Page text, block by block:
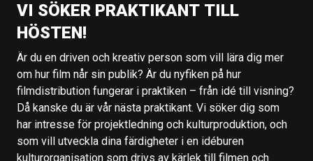
VI SÖKER PRAKTIKANT TILL
HÖSTEN!
Är du en driven och kreativ person som vill lära dig mer
om hur film når sin publik? Är du nyfiken på hur
filmdistribution fungerar i praktiken – från idé till visning?
Då kanske du är vår nästa praktikant. Vi söker dig som
har intresse för projektledning och kulturproduktion, och
som vill utveckla dina färdigheter i en idéburen
kulturorganisation som drivs av kärlek till filmen och